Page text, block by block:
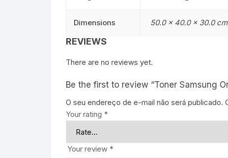
Dimensions 50.0 × 40.0 × 30.0 cm
REVIEWS
There are no reviews yet.
Be the first to review “Toner Samsung
O seu endereço de e-mail não será publicado.
Your rating *
Your review *